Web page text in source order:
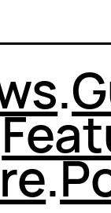
.
.